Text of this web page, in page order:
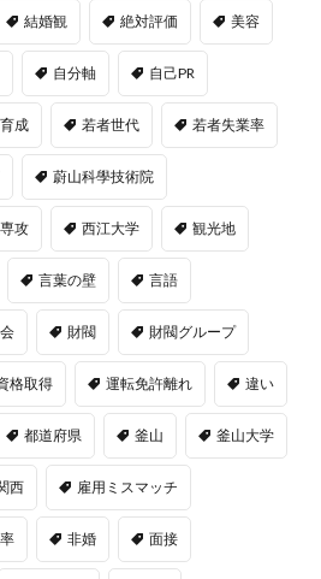
結婚観 絶対評価 美容
自分軸 自己PR
成 若者世代 若者失業率
蔚山科學技術院
攻 西江大学 観光地
言葉の壁 言語
財閥 財閥グループ
格取得 運転免許離れ 違い
都道府県 釜山 釜山大学
西 雇用ミスマッチ
非婚 面接